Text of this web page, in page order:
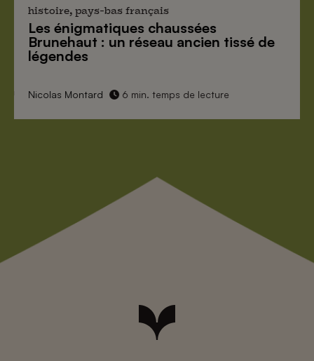
histoire, pays-bas français
Les énigmatiques chaussées
Brunehaut : un réseau ancien tissé de
légendes
Nicolas Montard 6 min. temps de lecture